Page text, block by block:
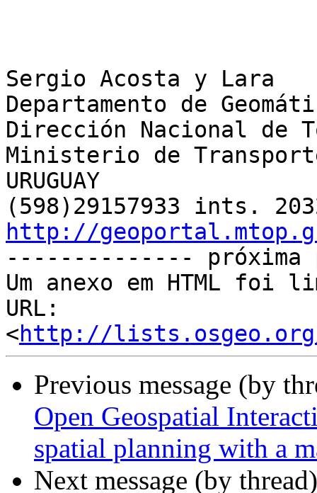
Sergio Acosta y Lara
Departamento de
Dirección Nacional de
Ministerio de
URUGUAY
http://
--------------
Um anexo em HTML foi
URL:
<http://lists.osgeo.org/
Previous message (by
Open Geospatial
spatial planning with a
Next message (by